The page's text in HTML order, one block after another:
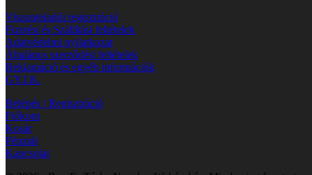
Viszonteladói regisztráció
Fizetési és Szállítási feltételek
Adatvédelmi nyilatkozat
Általános szerződési feltételek
Reklamáció és egyéb információk
GY.I.K.
Belépés / Regisztráció
Fiókom
Kosár
Pénztár
Kapcsolat